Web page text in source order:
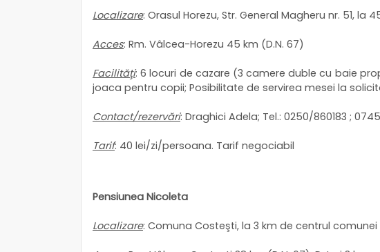
Localizare: Orasul Horezu, Str. General Magheru nr. 51,
Acces: Rm. Vâlcea-Horezu 45 km (D.N. 67)
Facilităţi: 6 locuri de cazare (3 camere duble cu baie
joaca pentru copii; Posibilitate de servirea mesei la
Contact/rezervări: Draghici Adela; Tel.: 0250/860183 ;
Tarif: 40 lei/zi/persoana. Tarif negociabil
Pensiunea Nicoleta
Localizare: Comuna Costeşti, la 3 km de centrul